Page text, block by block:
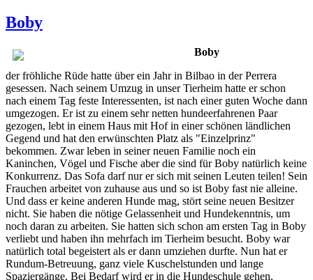
Boby
Boby
der fröhliche Rüde hatte über ein Jahr in Bilbao in der Perrera
gesessen. Nach seinem Umzug in unser Tierheim hatte er schon
nach einem Tag feste Interessenten, ist nach einer guten Woche dann
umgezogen. Er ist zu einem sehr netten hundeerfahrenen Paar
gezogen, lebt in einem Haus mit Hof in einer schönen ländlichen
Gegend und hat den erwünschten Platz als "Einzelprinz"
bekommen. Zwar leben in seiner neuen Familie noch ein
Kaninchen, Vögel und Fische aber die sind für Boby natürlich keine
Konkurrenz. Das Sofa darf nur er sich mit seinen Leuten teilen! Sein
Frauchen arbeitet von zuhause aus und so ist Boby fast nie alleine.
Und dass er keine anderen Hunde mag, stört seine neuen Besitzer
nicht. Sie haben die nötige Gelassenheit und Hundekenntnis, um
noch daran zu arbeiten. Sie hatten sich schon am ersten Tag in Boby
verliebt und haben ihn mehrfach im Tierheim besucht. Boby war
natürlich total begeistert als er dann umziehen durfte. Nun hat er
Rundum-Betreuung, ganz viele Kuschelstunden und lange
Spaziergänge. Bei Bedarf wird er in die Hundeschule gehen,